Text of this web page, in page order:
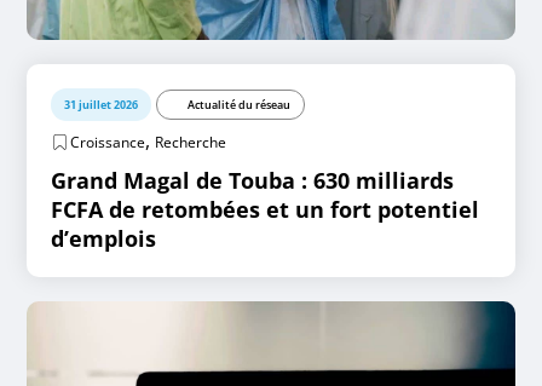
31 juillet 2026 Actualité du réseau
Croissance, Recherche
Grand Magal de Touba : 630 milliards
FCFA de retombées et un fort potentiel
d’emplois